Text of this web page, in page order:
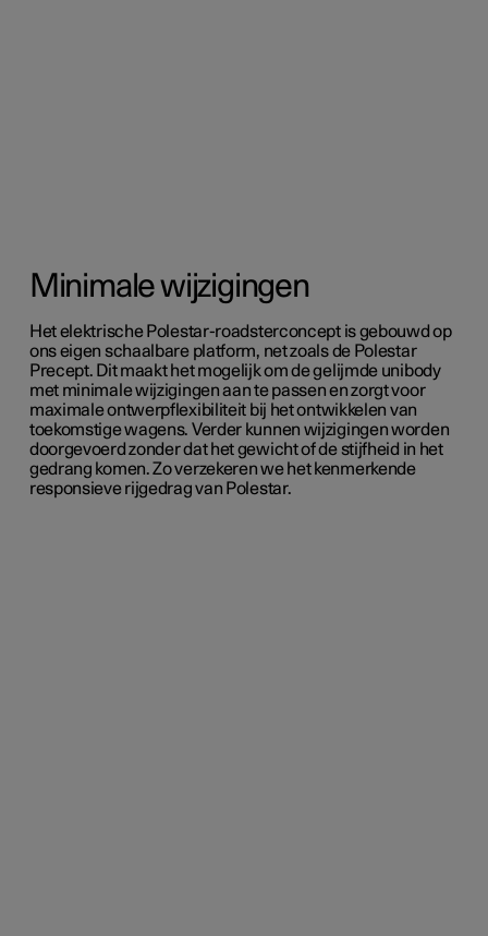
Minimale wijzigingen
Het elektrische Polestar-roadsterconcept is gebouwd op
ons eigen schaalbare platform, net zoals de Polestar
Precept. Dit maakt het mogelijk om de gelijmde unibody
met minimale wijzigingen aan te passen en zorgt voor
maximale ontwerpflexibiliteit bij het ontwikkelen van
toekomstige wagens. Verder kunnen wijzigingen worden
doorgevoerd zonder dat het gewicht of de stijfheid in het
gedrang komen. Zo verzekeren we het kenmerkende
responsieve rijgedrag van Polestar.